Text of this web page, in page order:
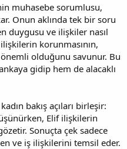
muhasebe sorumlusu,
Onun aklında tek bir soru
duygusu ve ilişkiler nasıl
korunmasının,
olduğunu savunur. Bu
gidip hem de alacaklı
bakış açıları birleşir:
Elif ilişkilerin
Sonuçta çek sadece
ve iş ilişkilerini temsil eder.